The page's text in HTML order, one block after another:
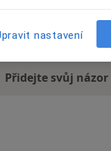
Přidejte svůj názor
nastavení